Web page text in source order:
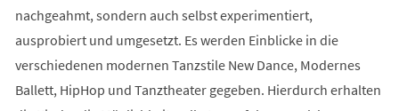
nachgeahmt, sondern auch selbst experimentiert,
ausprobiert und umgesetzt. Es werden Einblicke in die
verschiedenen modernen Tanzstile New Dance, Modernes
Ballett, HipHop und Tanztheater gegeben. Hierdurch erhalten